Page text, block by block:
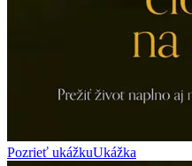
Pozrieť ukážkuUkážka